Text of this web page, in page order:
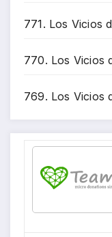
771. Los Vicios
770. Los Vicios
769. Los Vicios